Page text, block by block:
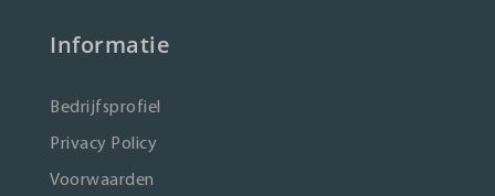
Informatie
Bedrijfsprofiel
Privacy Policy
Voorwaarden